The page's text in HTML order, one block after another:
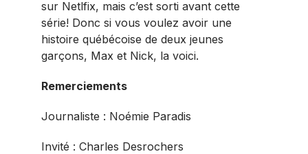
sur Netlfix, mais c’est sorti avant cette
série! Donc si vous voulez avoir une
histoire québécoise de deux jeunes
garçons, Max et Nick, la voici.
Remerciements
Journaliste : Noémie Paradis
Invité : Charles Desrochers